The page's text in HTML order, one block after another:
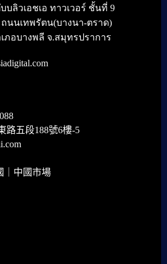
บลิวเอชเอ ทาวเวอร์ ชั้นที่ 9
นนเทพรัตน(บางนา-ตราด)
ภอบางพลี จ.สมุทรปราการ
路五段188號6樓-5
｜中國市場